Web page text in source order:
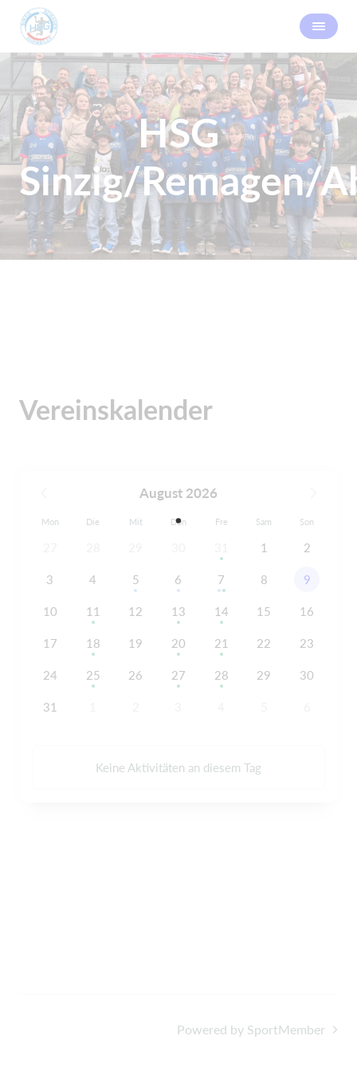
HSG
Sinzig/Remagen/
Vereinskalender
August 2026
Mon Die Mit Don Fre Sam Son
1 2
3 4 5 6 7 8 9
10 11 12 13 14 15 16
17 18 19 20 21 22 23
24 25 26 27 28 29 30
31
Keine Aktivitäten an diesem Tag
Powered by SportMember